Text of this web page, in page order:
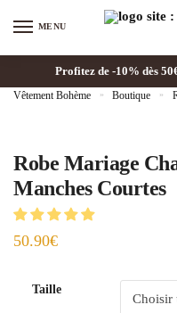
MENU
Profitez de -10% dès
Vêtement Bohème » Boutique »
Robe Mariage
Manches Courtes
50.90€
Taille